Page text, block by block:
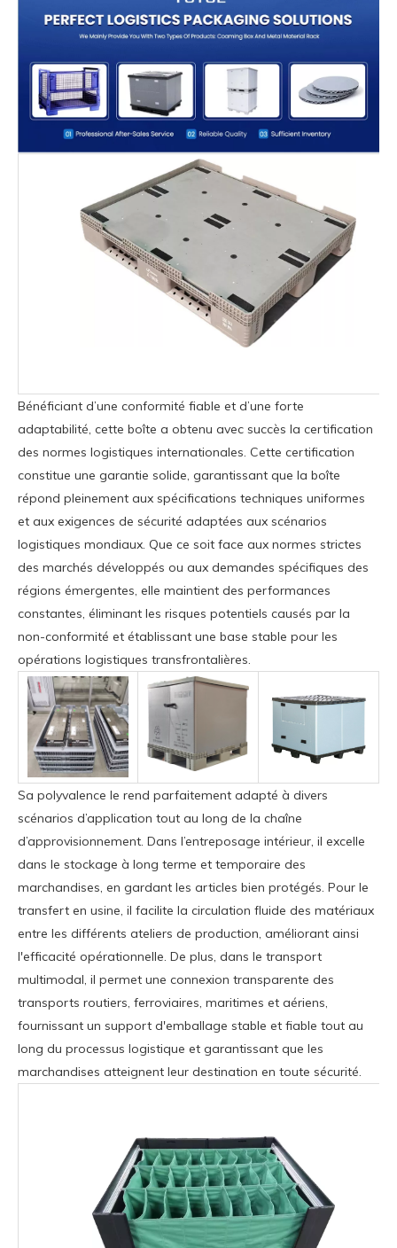
Bénéficiant d’une conformité fiable et d’une forte
adaptabilité, cette boîte a obtenu avec succès la certification
des normes logistiques internationales. Cette certification
constitue une garantie solide, garantissant que la boîte
répond pleinement aux spécifications techniques uniformes
et aux exigences de sécurité adaptées aux scénarios
logistiques mondiaux. Que ce soit face aux normes strictes
des marchés développés ou aux demandes spécifiques des
régions émergentes, elle maintient des performances
constantes, éliminant les risques potentiels causés par la
non-conformité et établissant une base stable pour les
opérations logistiques transfrontalières.
Sa polyvalence le rend parfaitement adapté à divers
scénarios d’application tout au long de la chaîne
d’approvisionnement. Dans l’entreposage intérieur, il excelle
dans le stockage à long terme et temporaire des
marchandises, en gardant les articles bien protégés. Pour le
transfert en usine, il facilite la circulation fluide des matériaux
entre les différents ateliers de production, améliorant ainsi
l'efficacité opérationnelle. De plus, dans le transport
multimodal, il permet une connexion transparente des
transports routiers, ferroviaires, maritimes et aériens,
fournissant un support d'emballage stable et fiable tout au
long du processus logistique et garantissant que les
marchandises atteignent leur destination en toute sécurité.